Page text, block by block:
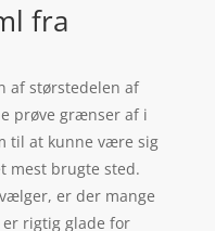
fra
af størstedelen af
prøve grænser af i
til at kunne være sig
mest brugte sted.
er der mange
rigtig glade for